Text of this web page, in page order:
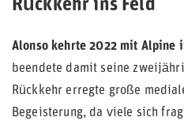
Rückkehr ins Feld
Alonso kehrte 2022 mit Alpine
beendete damit seine
Rückkehr erregte große
Begeisterung, da viele sich